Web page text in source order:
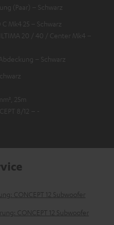
(Paar) – Schwarz
Mk4 25 – Schwarz
20 / 40 / Center Mk4 –
– Schwarz
25m
8/12 – -
CONCEPT 12 Subwoofer
CONCEPT 12 Subwoofer